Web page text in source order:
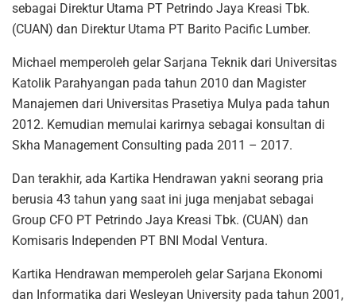
sebagai Direktur Utama PT Petrindo Jaya Kreasi Tbk.
(CUAN) dan Direktur Utama PT Barito Pacific Lumber.
Michael memperoleh gelar Sarjana Teknik dari Universitas
Katolik Parahyangan pada tahun 2010 dan Magister
Manajemen dari Universitas Prasetiya Mulya pada tahun
2012. Kemudian memulai karirnya sebagai konsultan di
Skha Management Consulting pada 2011 – 2017.
Dan terakhir, ada Kartika Hendrawan yakni seorang pria
berusia 43 tahun yang saat ini juga menjabat sebagai
Group CFO PT Petrindo Jaya Kreasi Tbk. (CUAN) dan
Komisaris Independen PT BNI Modal Ventura.
Kartika Hendrawan memperoleh gelar Sarjana Ekonomi
dan Informatika dari Wesleyan University pada tahun 2001,